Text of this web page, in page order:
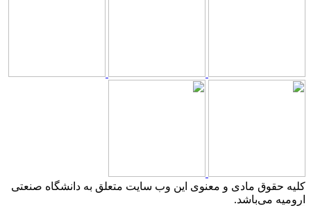
کلیه حقوق مادی و معنوی این وب سایت متعلق به دانشگاه صنعتی
ارومیه می‌باشد.